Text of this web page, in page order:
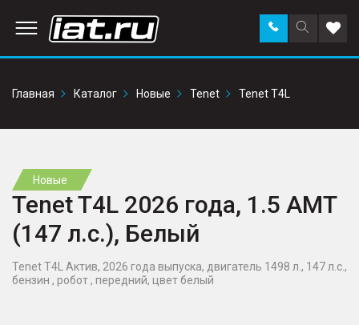
Поиск
по
Заказать
звонок в
Главная
Каталог Новые Tenet Tenet T4L
Новые
Tenet T4L 2026 года, 1.5 AMT
(147 л.с.), Белый
Tenet T4L Актив, 2026 года выпуска, двигатель 1498 л., 147 л.с.,
бензин , робот , передний, цвет белый